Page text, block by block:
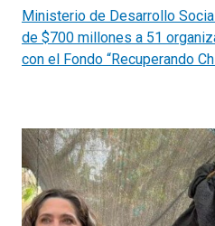
Informado”, que busca
constitucional para que las
manera informada en el
septiembre.
Ministerio de Desarrollo
de $700 millones a 51
con el Fondo “Recuperando